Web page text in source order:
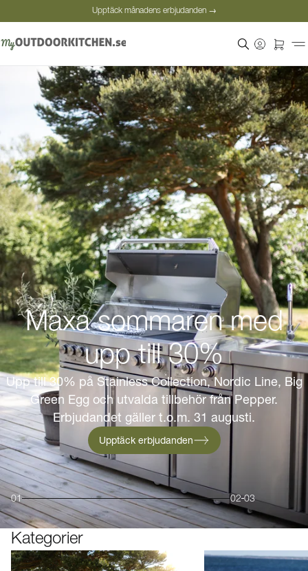
Upptäck månadens erbjudanden →
Personlig rådgivning
Upptäck månadens erbjudanden →
Maxa sommaren med
upp till 30%
Upp till 30% på Stainless Collection, Nordic Line, Big
Green Egg och utvalda tillbehör från Pepper.
Erbjudandet gäller t.o.m. 31 augusti.
Upptäck erbjudanden
01 02 03
Kategorier